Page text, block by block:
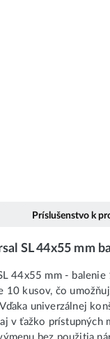
Príslušenstvo k
SL 44x55 mm
44x55 mm -
10 kusov, čo
univerzálnej
v ťažko prístupných